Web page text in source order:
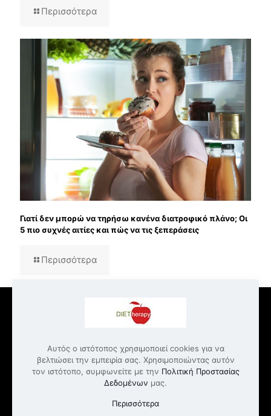
Περισσότερα
Γιατί δεν μπορώ να τηρήσω κανένα διατροφικό πλάνο; Οι
5 πιο συχνές αιτίες και πώς να τις ξεπεράσεις
Περισσότερα
© 2022 Dietherapy.gr | All Rights Reserved
Επικοινωνία
Υπηρεσίες Διατροφής και Εκπαίδευσης
Όροι Παροχής Υπηρεσιών
Πολιτική Απορρήτου
Αυτός ο ιστότοπος χρησιμοποιεί cookies για να
βελτιώσει την εμπειρία σας. Χρησιμοποιώντας αυτόν
τον ιστότοπο, συμφωνείτε με την Πολιτική Προστασίας
Δεδομένων μας.
Περισσότερα